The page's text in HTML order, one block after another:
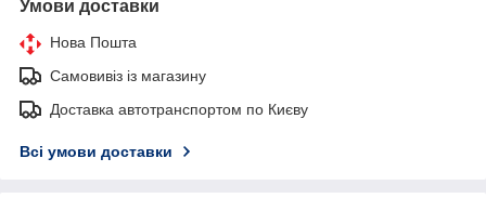
Умови доставки
Нова Пошта
Самовивіз із магазину
Доставка автотранспортом по Києву
Всі умови доставки